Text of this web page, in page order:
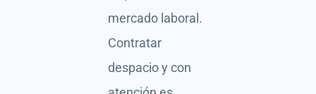
mercado laboral.
Contratar
despacio y con